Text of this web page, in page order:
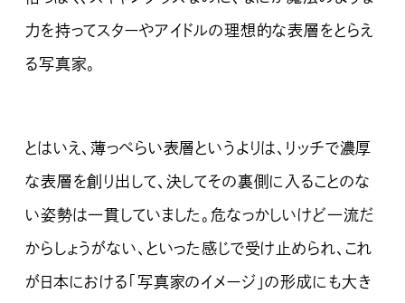
力を持ってスターやアイドルの理想的な表層をとらえ
る写真家。
とはいえ、薄っぺらい表層というよりは、リッチで濃厚
な表層を創り出して、決してその裏側に入ることのな
い姿勢は一貫していました。危なっかしいけど一流だ
からしょうがない、といった感じで受け止められ、これ
が日本における「写真家のイメージ」の形成にも大き